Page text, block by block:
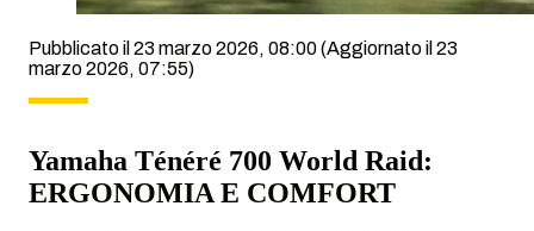
Pubblicato il 23 marzo 2026, 08:00(Aggiornato il 23
marzo 2026, 07:55)
Yamaha Ténéré 700 World Raid:
ERGONOMIA E COMFORT